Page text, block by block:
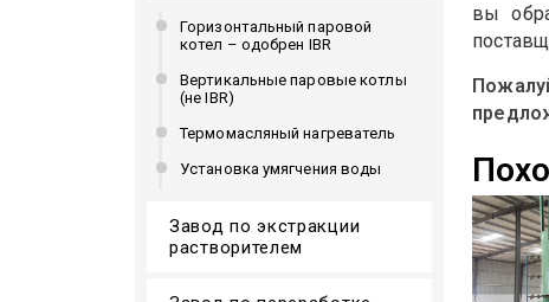
вы
Горизонтальный паровой
котел – одобрен IBR
Вертикальные паровые котлы
(не IBR)
Термомасляный нагреватель
Установка умягчения воды
Завод по экстракции
растворителем